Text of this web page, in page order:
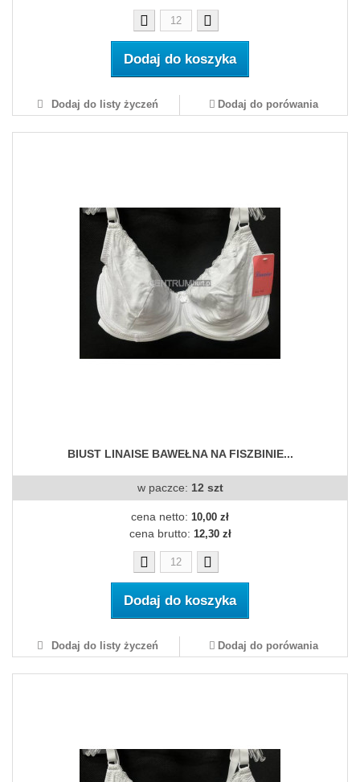
Dodaj do koszyka
Dodaj do listy życzeń Dodaj do porówania
BIUST LINAISE BAWEŁNA NA FISZBINIE...
w paczce: 12 szt
cena netto: 10,00 zł
cena brutto: 12,30 zł
Dodaj do koszyka
Dodaj do listy życzeń Dodaj do porówania